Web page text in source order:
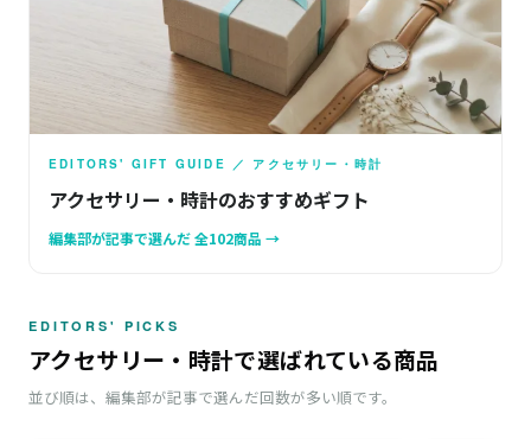
EDITORS' GIFT GUIDE ／ アクセサリー・時計
アクセサリー・時計のおすすめギフト
編集部が記事で選んだ 全102商品 →
EDITORS' PICKS
アクセサリー・時計で選ばれている商品
並び順は、編集部が記事で選んだ回数が多い順です。